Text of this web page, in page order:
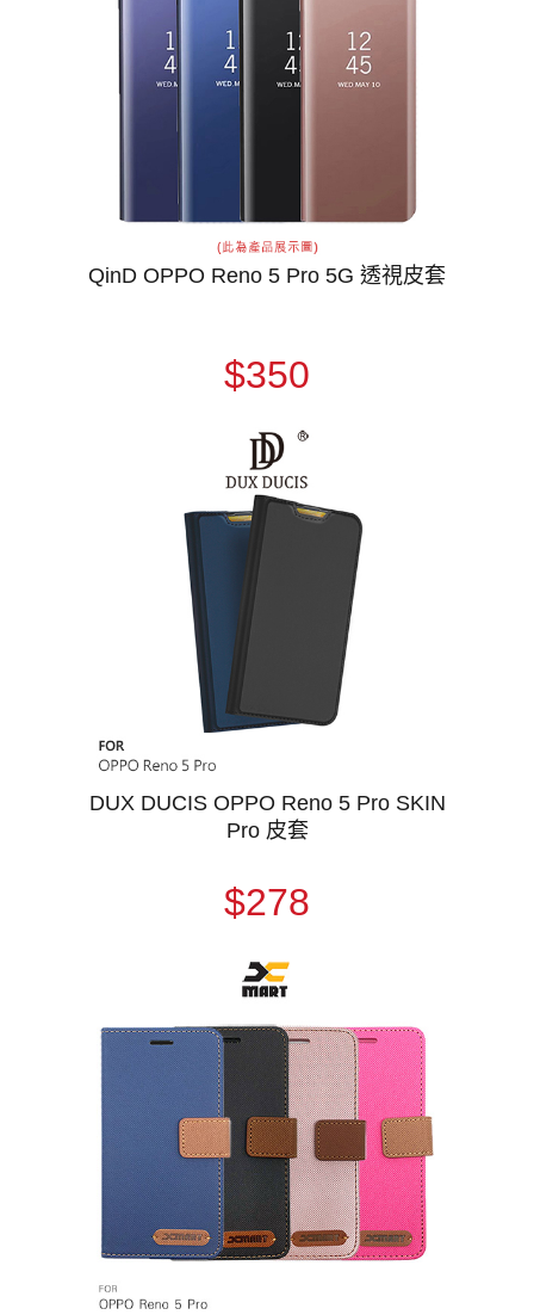
QinD OPPO Reno 5 Pro 5G 透視皮套
$350
DUX DUCIS OPPO Reno 5 Pro SKIN
Pro 皮套
$278